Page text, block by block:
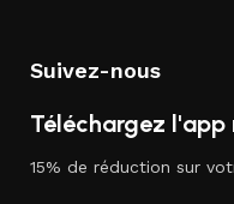
Suivez-nous
Téléchargez l'app
15% de réduction sur